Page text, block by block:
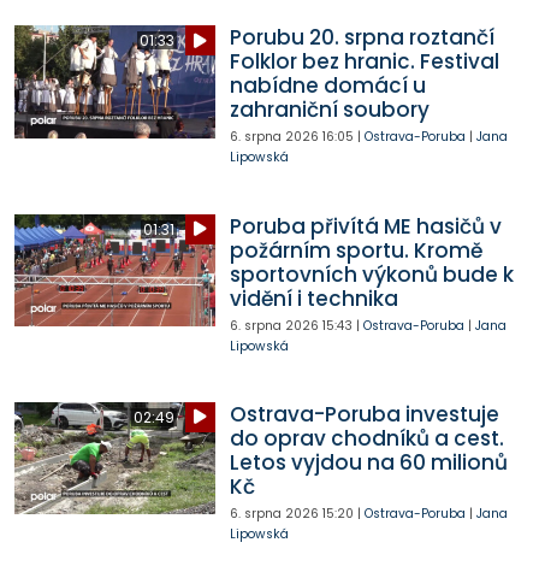
01:33
Porubu 20. srpna roztančí
Folklor bez hranic. Festival
nabídne domácí u
zahraniční soubory
6. srpna 2026 16:05 | Ostrava-Poruba | Jana
Lipowská
01:31
Poruba přivítá ME hasičů v
požárním sportu. Kromě
sportovních výkonů bude k
vidění i technika
6. srpna 2026 15:43 | Ostrava-Poruba | Jana
Lipowská
02:49
Ostrava-Poruba investuje
do oprav chodníků a cest.
Letos vyjdou na 60 milionů
Kč
6. srpna 2026 15:20 | Ostrava-Poruba | Jana
Lipowská